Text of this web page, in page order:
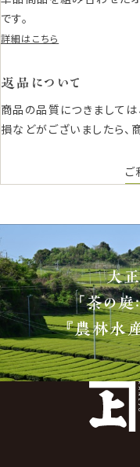
です。
詳細はこちら
返品について
商品の品質につきましては
損などがございましたら、
ご
大正
「茶の庭
『農林水